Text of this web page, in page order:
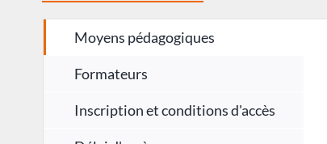
Moyens pédagogiques
Formateurs
Inscription et conditions d'accès